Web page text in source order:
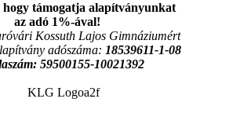
támogatja alapítványunkat
az adó 1%-ával!
Kossuth Lajos Gimnáziumért
adószáma: 18539611-1-08
59500155-10021392